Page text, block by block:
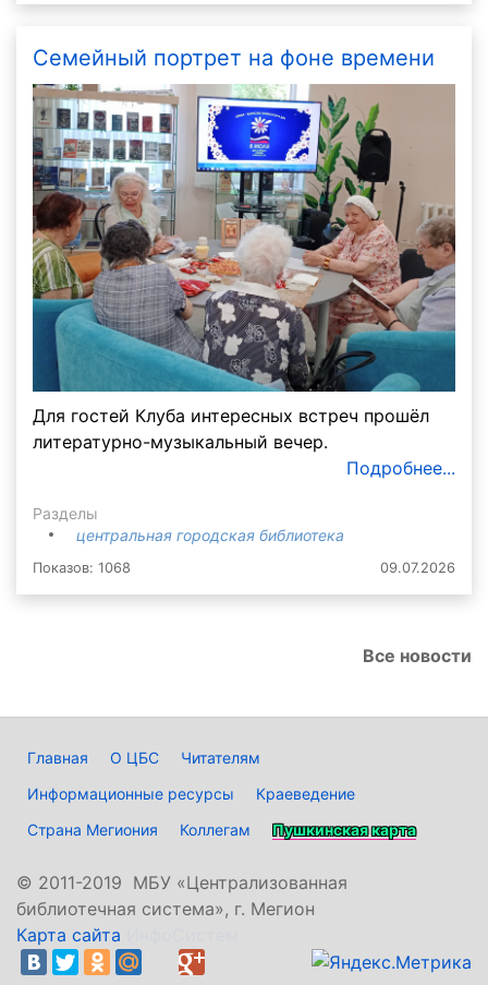
Семейный портрет на фоне времени
Для гостей Клуба интересных встреч прошёл
литературно-музыкальный вечер.
Подробнее...
Разделы
центральная городская библиотека
Показов: 1068 09.07.2026
Все новости
Главная О ЦБС
Читателям
Информационные ресурсы
Краеведение
Страна Мегиония
Коллегам Пушкинская карта
© 2011-2019 МБУ «Централизованная
библиотечная система», г. Мегион
Карта сайта